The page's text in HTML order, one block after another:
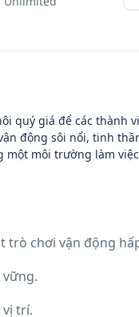
quý giá để các thành
động sôi nổi, tinh
môi trường làm
trò chơi vận động
trí.